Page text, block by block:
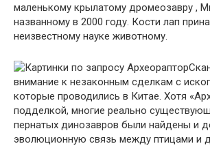
маленькому крылатому дромеозавру ,
названному в 2000 году. Кости лап
неизвестному науке животному.
внимание к незаконным сделкам с
которые проводились в Китае. Хотя
подделкой, многие реально
пернатых динозавров были найдены и
эволюционную связь между птицами и